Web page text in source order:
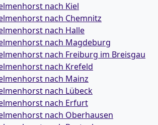
nach Kiel
nach Chemnitz
nach Halle
nach Magdeburg
nach Freiburg im Breisgau
nach Krefeld
nach Mainz
nach Lübeck
nach Erfurt
nach Oberhausen